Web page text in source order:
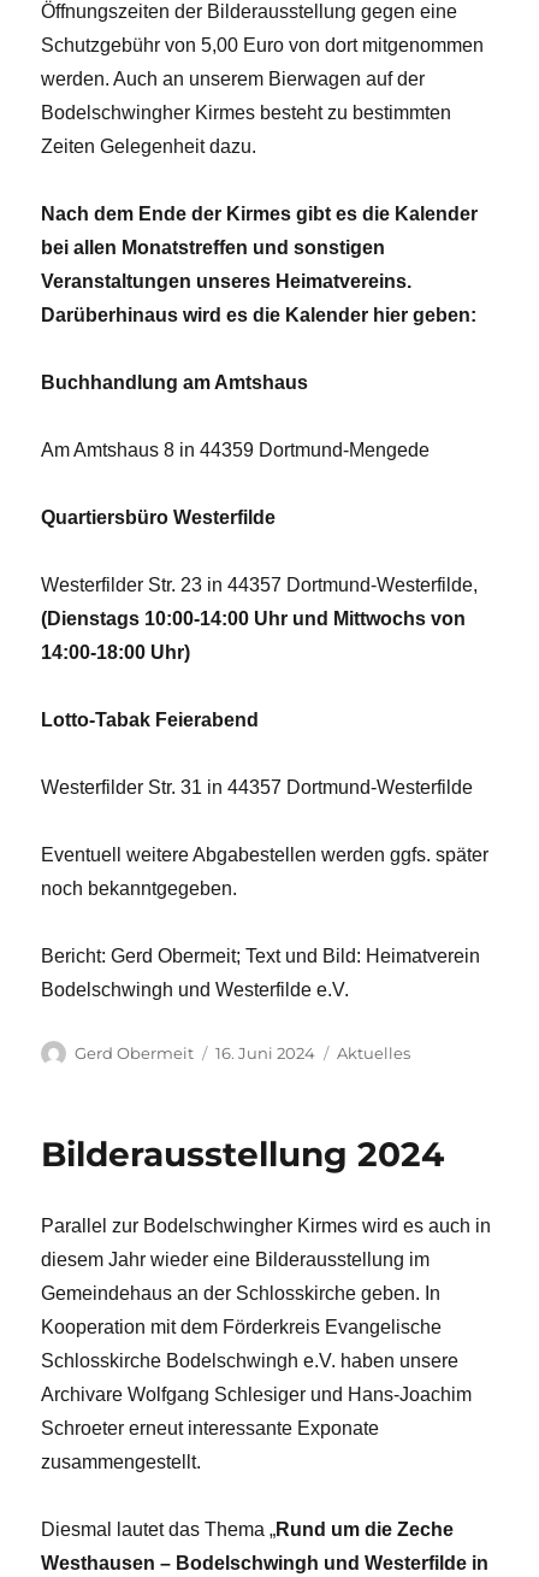
Öffnungszeiten der Bilderausstellung gegen eine
Schutzgebühr von 5,00 Euro von dort mitgenommen
werden. Auch an unserem Bierwagen auf der
Bodelschwingher Kirmes besteht zu bestimmten
Zeiten Gelegenheit dazu.
Nach dem Ende der Kirmes gibt es die Kalender
bei allen Monatstreffen und sonstigen
Veranstaltungen unseres Heimatvereins.
Darüberhinaus wird es die Kalender hier geben:
Buchhandlung am Amtshaus
Am Amtshaus 8 in 44359 Dortmund-Mengede
Quartiersbüro Westerfilde
Westerfilder Str. 23 in 44357 Dortmund-Westerfilde,
(Dienstags 10:00-14:00 Uhr und Mittwochs von
14:00-18:00 Uhr)
Lotto-Tabak Feierabend
Westerfilder Str. 31 in 44357 Dortmund-Westerfilde
Eventuell weitere Abgabestellen werden ggfs. später
noch bekanntgegeben.
Bericht: Gerd Obermeit; Text und Bild: Heimatverein
Bodelschwingh und Westerfilde e.V.
Autor
Gerd Obermeit
Veröffentlicht
16. Juni 2024 Kategorien
Aktuelles
Bilderausstellung 2024
Parallel zur Bodelschwingher Kirmes wird es auch in
diesem Jahr wieder eine Bilderausstellung im
Gemeindehaus an der Schlosskirche geben. In
Kooperation mit dem Förderkreis Evangelische
Schlosskirche Bodelschwingh e.V. haben unsere
Archivare Wolfgang Schlesiger und Hans-Joachim
Schroeter erneut interessante Exponate
zusammengestellt.
Diesmal lautet das Thema „Rund um die Zeche
Westhausen – Bodelschwingh und Westerfilde in